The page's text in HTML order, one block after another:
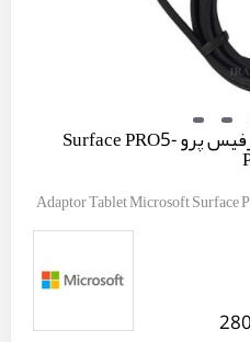
آداپتور تبلت مایکروسافت سرفیس پرو Surface PRO5-
Adaptor Tablet Microsoft